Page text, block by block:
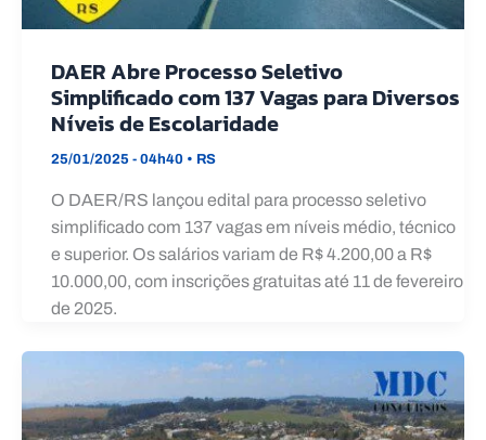
DAER Abre Processo Seletivo
Simplificado com 137 Vagas para Diversos
Níveis de Escolaridade
25/01/2025 - 04h40 • RS
O DAER/RS lançou edital para processo seletivo
simplificado com 137 vagas em níveis médio, técnico
e superior. Os salários variam de R$ 4.200,00 a R$
10.000,00, com inscrições gratuitas até 11 de fevereiro
de 2025.